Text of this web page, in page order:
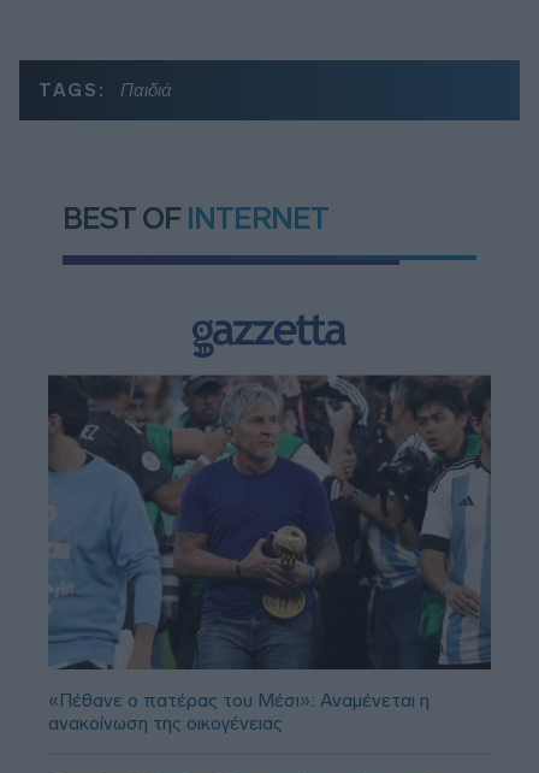
TAGS: Παιδιά
BEST OF INTERNET
«Πέθανε ο πατέρας του Μέσι»: Αναμένεται η
ανακοίνωση της οικογένειας